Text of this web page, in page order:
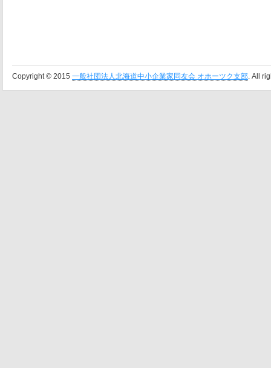
Copyright © 2015 一般社団法人北海道中小企業家同友会 オホーツク支部. All